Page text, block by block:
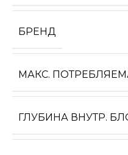
БРЕНД
МАКС.
ГЛУБИНА ВНУТР.